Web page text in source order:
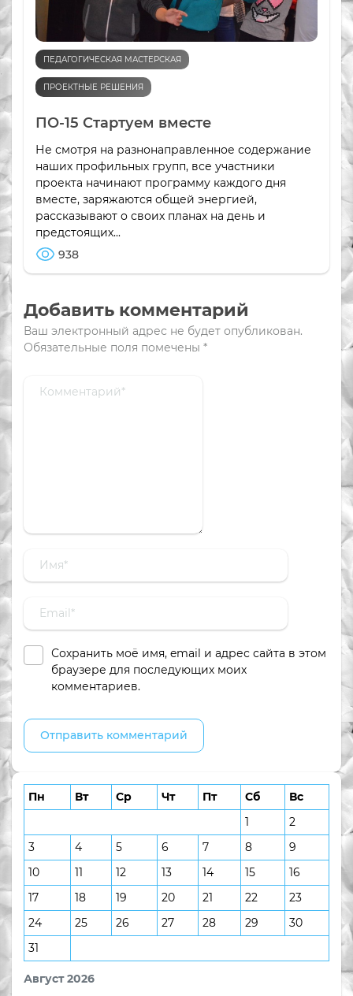
ПЕДАГОГИЧЕСКАЯ МАСТЕРСКАЯ
ПРОЕКТНЫЕ РЕШЕНИЯ
ПО-15 Стартуем вместе
Не смотря на разнонаправленное содержание
наших профильных групп, все участники
проекта начинают программу каждого дня
вместе, заряжаются общей энергией,
рассказывают о своих планах на день и
предстоящих...
938
Добавить комментарий
Ваш электронный адрес не будет опубликован.
Обязательные поля помечены *
Сохранить моё имя, email и адрес сайта в этом
браузере для последующих моих
комментариев.
Август 2026
Пн Вт Ср Чт Пт Сб
Вс
1
2
3
4 5 6 7 8
9
10
11 12 13 14 15
16
17
18 19 20 21 22
23
24
25 26 27 28 29
30
31